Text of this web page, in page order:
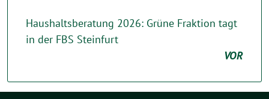
Haushaltsberatung 2026: Grüne Fraktion tagt
in der FBS Steinfurt
VOR